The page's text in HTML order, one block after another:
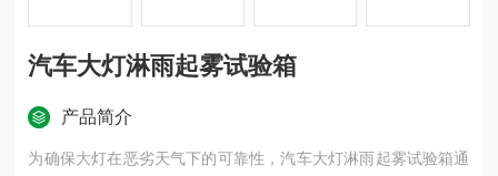
汽车大灯淋雨起雾试验箱
产品简介
为确保大灯在恶劣天气下的可靠性，汽车大灯淋雨起雾试验箱通